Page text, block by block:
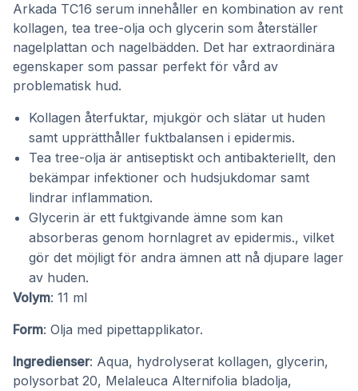
Arkada TC16 serum innehåller en kombination av rent
kollagen, tea tree-olja och glycerin som återställer
nagelplattan och nagelbädden. Det har extraordinära
egenskaper som passar perfekt för vård av
problematisk hud.
Kollagen återfuktar, mjukgör och slätar ut huden
samt upprätthåller fuktbalansen i epidermis.
Tea tree-olja är antiseptiskt och antibakteriellt, den
bekämpar infektioner och hudsjukdomar samt
lindrar inflammation.
Glycerin är ett fuktgivande ämne som kan
absorberas genom hornlagret av epidermis., vilket
gör det möjligt för andra ämnen att nå djupare lager
av huden.
Volym: 11 ml
Form: Olja med pipettapplikator.
Ingredienser: Aqua, hydrolyserat kollagen, glycerin,
polysorbat 20, Melaleuca Alternifolia bladolja,